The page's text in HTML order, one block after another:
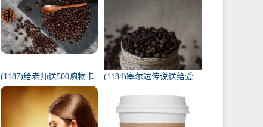
何回复）
(1187)给老师送500购物卡
少吗（给老师送500还是
1000）
(1184)塞尔达传说送给爱
任务100只蚱蜢）